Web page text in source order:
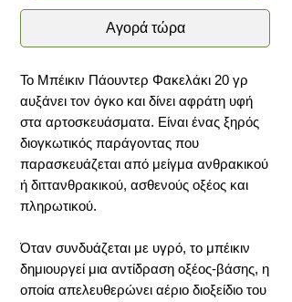
Αγορά τώρα
Το Μπέικιν Πάουντερ Φακελάκι 20 γρ
αυξάνει τον όγκο και δίνει αφράτη υφή
στα αρτοσκευάσματα. Είναι ένας ξηρός
διογκωτικός παράγοντας που
παρασκευάζεται από μείγμα ανθρακικού
ή διττανθρακικού, ασθενούς οξέος και
πληρωτικού.
Όταν συνδυάζεται με υγρό, το μπέικιν
δημιουργεί μια αντίδραση οξέος-βάσης, η
οποία απελευθερώνει αέριο διοξείδιο του